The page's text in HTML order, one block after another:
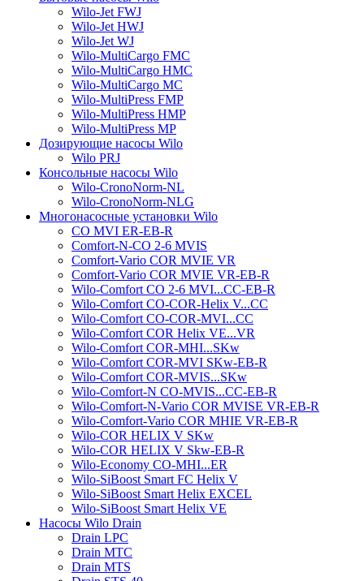
Wilo-Jet FWJ
Wilo-Jet HWJ
Wilo-Jet WJ
Wilo-MultiCargo FMC
Wilo-MultiCargo HMC
Wilo-MultiCargo MC
Wilo-MultiPress FMP
Wilo-MultiPress HMP
Wilo-MultiPress MP
Дозирующие насосы Wilo
Wilo PRJ
Консольные насосы Wilo
Wilo-CronoNorm-NL
Wilo-CronoNorm-NLG
Многонасосные установки Wilo
CO MVI ER-EB-R
Comfort-N-CO 2-6 MVIS
Comfort-Vario COR MVIE VR
Comfort-Vario COR MVIE VR-EB-R
Wilo-Comfort CO 2-6 MVI...CC-EB-R
Wilo-Comfort CO-COR-Helix V...CC
Wilo-Comfort CO-COR-MVI...CC
Wilo-Comfort COR Helix VE...VR
Wilo-Comfort COR-MHI...SKw
Wilo-Comfort COR-MVI SKw-EB-R
Wilo-Comfort COR-MVIS...SKw
Wilo-Comfort-N CO-MVIS...CC-EB-R
Wilo-Comfort-N-Vario COR MVISE VR-EB-R
Wilo-Comfort-Vario COR MHIE VR-EB-R
Wilo-COR HELIX V SKw
Wilo-COR HELIX V Skw-EB-R
Wilo-Economy CO-MHI...ER
Wilo-SiBoost Smart FC Helix V
Wilo-SiBoost Smart Helix EXCEL
Wilo-SiBoost Smart Helix VE
Насосы Wilo Drain
Drain LPC
Drain MTC
Drain MTS